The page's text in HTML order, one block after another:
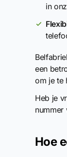
in
een
om je te
Heb je
nummer
Hoe